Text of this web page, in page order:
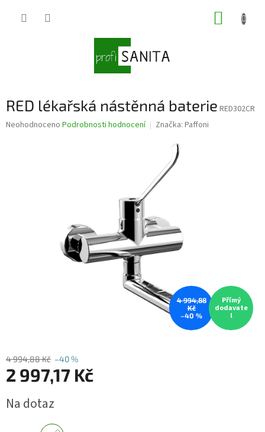
RED lékařská nástěnná baterie RED302CR
Průměrné
Neohodnoceno Podrobnosti hodnocení Značka: Paffoni
4 994,88
Kč
–40 %
Přímý
dodavate
l
4 994,88 Kč –40 %
2 997,17 Kč
cena:
Na dotaz